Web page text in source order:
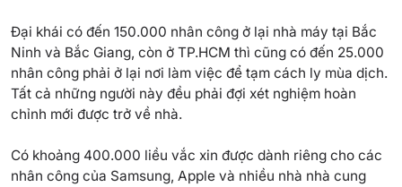
Đại khái có đến 150.000 nhân công ở lại nhà máy tại Bắc
Ninh và Bắc Giang, còn ở TP.HCM thì cũng có đến 25.000
nhân công phải ở lại nơi làm việc để tạm cách ly mùa dịch.
Tất cả những người này đều phải đợi xét nghiệm hoàn
chỉnh mới được trở về nhà.
Có khoảng 400.000 liều vắc xin được dành riêng cho các
nhân công của Samsung, Apple và nhiều nhà nhà cung